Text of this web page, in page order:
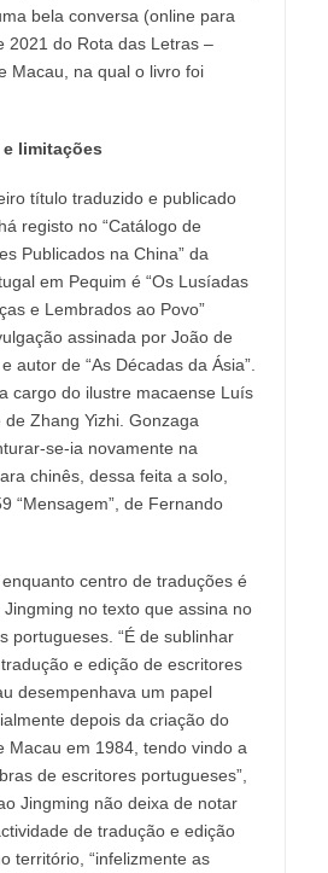
bela conversa (online para
2021 do Rota das Letras –
Macau, na qual o livro foi
limitações
título traduzido e publicado
registo no “Catálogo de
Publicados na China” da
em Pequim é “Os Lusíadas
e Lembrados ao Povo”
assinada por João de
autor de “As Décadas da Ásia”.
cargo do ilustre macaense Luís
Zhang Yizhi. Gonzaga
se-ia novamente na
chinês, dessa feita a solo,
“Mensagem”, de Fernando
centro de traduções é
no texto que assina no
portugueses. “É de sublinhar
e edição de escritores
desempenhava um papel
depois da criação do
Macau em 1984, tendo vindo a
de escritores portugueses”,
Jingming não deixa de notar
de tradução e edição
território, “infelizmente as